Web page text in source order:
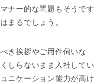
ナー的な問題もそうです
まるでしょう。
き挨拶やご用件伺いな
しらないまま入社してい
ニケーション能力が高け